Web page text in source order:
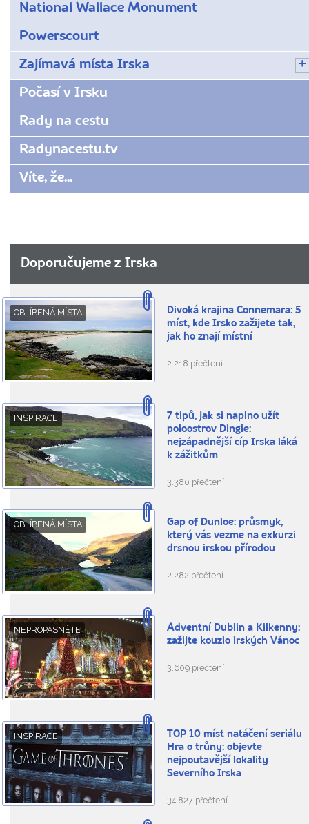
National Wallace Monument
Powerscourt
Zajímavá místa Irska
Počasí v Irsku
Rady na cestu
Radynacestu.tv
Víte, že...
Doporučujeme z Irska
OBLÍBENÁ MÍSTA
Divoká krajina Connemara: 5
míst, kde Irsko zažijete tak,
jak ho znají místní
2.218 přečtení
INSPIRACE
7 tipů, jak si naplno užít
poloostrov Dingle:
nejzápadnější cíp Irska láká
k zážitkům
3.380 přečtení
OBLÍBENÁ MÍSTA
Gap of Dunloe: průsmyk,
který vás vezme na exkurzi
drsnou irskou přírodou
2.282 přečtení
NEPROPÁSNĚTE
Adventní Dublin a Kilkenny:
zažijte kouzlo irských Vánoc
3.609 přečtení
INSPIRACE
TOP 10 míst natáčení seriálu
Hra o trůny: objevte
nejpoutavější lokality
Severního Irska
34.827 přečtení